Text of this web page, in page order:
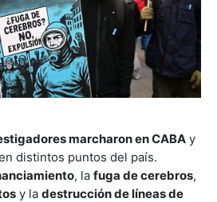
marcharon en CABA y
distintos puntos del país.
, la fuga de cerebros,
y la destrucción de líneas de